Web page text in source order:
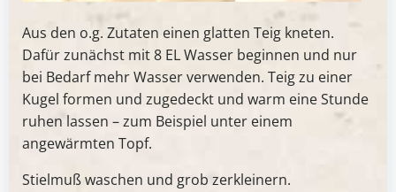
Aus den o.g. Zutaten einen glatten Teig kneten.
Dafür zunächst mit 8 EL Wasser beginnen und nur
bei Bedarf mehr Wasser verwenden. Teig zu einer
Kugel formen und zugedeckt und warm eine Stunde
ruhen lassen – zum Beispiel unter einem
angewärmten Topf.
Stielmuß waschen und grob zerkleinern.